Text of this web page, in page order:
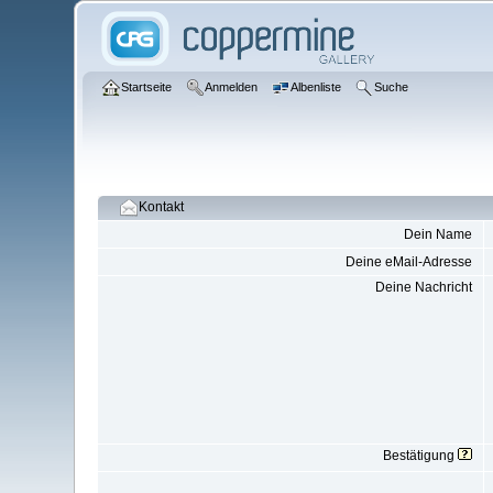
Startseite Anmelden Albenliste Suche
Kontakt
Dein Name
Deine eMail-Adresse
Deine Nachricht
Bestätigung